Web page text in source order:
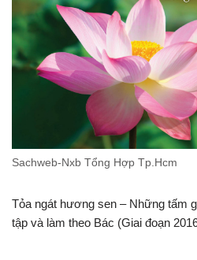
Sachweb-Nxb Tổng Hợp Tp.Hcm
Tỏa ngát hương sen – Những tấm
tập và làm theo Bác (Giai đoạn